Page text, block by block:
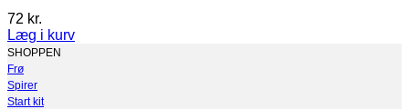
72 kr.
Læg i kurv
SHOPPEN
Frø
Spirer
Start kit